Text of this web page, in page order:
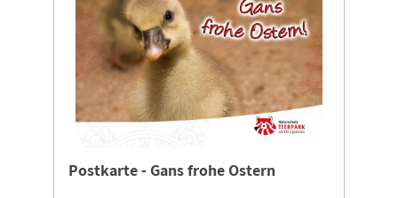
Postkarte - Gans frohe Ostern